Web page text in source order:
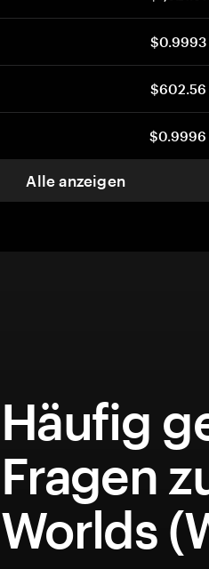
$0.9993
$602.56
$0.9996
Alle anzeigen
Häufig
Fragen
Worlds